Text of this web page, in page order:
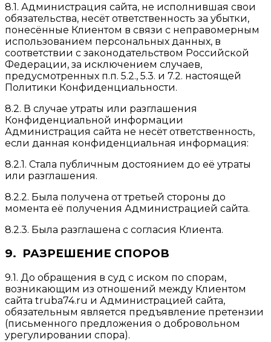
8.1. Администрация сайта, не исполнившая свои
обязательства, несёт ответственность за убытки,
понесённые Клиентом в связи с неправомерным
использованием персональных данных, в
соответствии с законодательством Российской
Федерации, за исключением случаев,
предусмотренных п.п. 5.2., 5.3. и 7.2. настоящей
Политики Конфиденциальности.
8.2. В случае утраты или разглашения
Конфиденциальной информации
Администрация сайта не несёт ответственность,
если данная конфиденциальная информация:
8.2.1. Стала публичным достоянием до её утраты
или разглашения.
8.2.2. Была получена от третьей стороны до
момента её получения Администрацией сайта.
8.2.3. Была разглашена с согласия Клиента.
9. РАЗРЕШЕНИЕ СПОРОВ
9.1. До обращения в суд с иском по спорам,
возникающим из отношений между Клиентом
сайта truba74.ru и Администрацией сайта,
обязательным является предъявление претензии
(письменного предложения о добровольном
урегулировании спора).